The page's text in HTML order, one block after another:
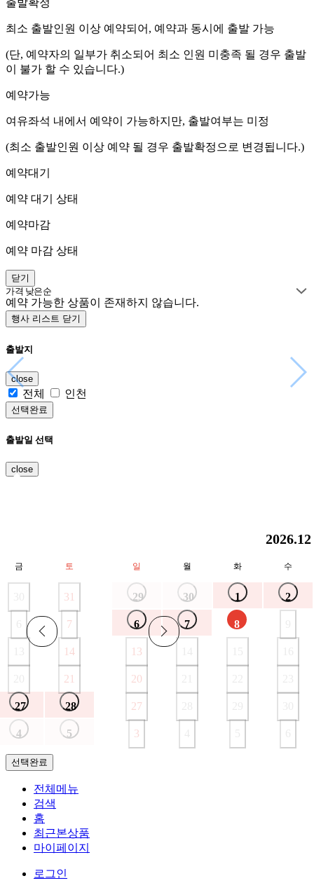
대만/홍콩/마카오 전체
대만
타이페이 타이중
가오슝
홍콩/마카오
미주
캐나다/알래스카
호주/뉴질랜드
호주 연계
중앙아시아
카자흐스탄
인도/네팔/스리랑카
항공권 예약
기획전/홈쇼핑 이벤트/혜택 여행정보 브랜드스토리
최소 출발인원 이상 예약되어, 예약과 동시에 출발 가능
(단, 예약자의 일부가 취소되어 최소 인원 미충족 될 경우 출발
이 불가 할 수 있습니다.)
예약가능
여유좌석 내에서 예약이 가능하지만, 출발여부는 미정
(최소 출발인원 이상 예약 될 경우 출발확정으로 변경됩니다.)
예약대기
예약 대기 상태
예약마감
예약 마감 상태
닫기
가격 낮은순
예약 가능한 상품이 존재하지 않습니다.
행사 리스트 닫기
출발지
close
전체 인천
선택완료
출발일 선택
close
금 토
31
7
14
21
27 28
4 5
2026.12
일 월 화 수
29 30 1 2
6 7 8
13
20
27
3
선택완료
전체메뉴
검색
홈
최근본상품
마이페이지
로그인